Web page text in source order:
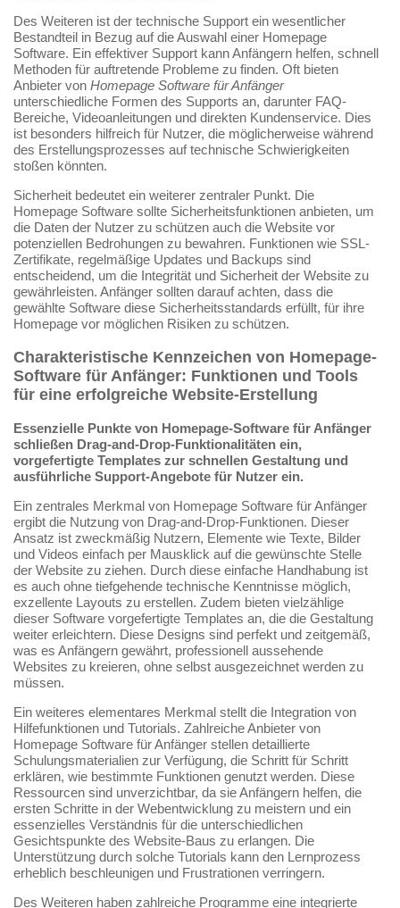
Des Weiteren ist der technische Support ein wesentlicher
Bestandteil in Bezug auf die Auswahl einer Homepage
Software. Ein effektiver Support kann Anfängern helfen, schnell
Methoden für auftretende Probleme zu finden. Oft bieten
Anbieter von Homepage Software für Anfänger
unterschiedliche Formen des Supports an, darunter FAQ-
Bereiche, Videoanleitungen und direkten Kundenservice. Dies
ist besonders hilfreich für Nutzer, die möglicherweise während
des Erstellungsprozesses auf technische Schwierigkeiten
stoßen könnten.
Sicherheit bedeutet ein weiterer zentraler Punkt. Die
Homepage Software sollte Sicherheitsfunktionen anbieten, um
die Daten der Nutzer zu schützen auch die Website vor
potenziellen Bedrohungen zu bewahren. Funktionen wie SSL-
Zertifikate, regelmäßige Updates und Backups sind
entscheidend, um die Integrität und Sicherheit der Website zu
gewährleisten. Anfänger sollten darauf achten, dass die
gewählte Software diese Sicherheitsstandards erfüllt, für ihre
Homepage vor möglichen Risiken zu schützen.
Charakteristische Kennzeichen von Homepage-
Software für Anfänger: Funktionen und Tools
für eine erfolgreiche Website-Erstellung
Essenzielle Punkte von Homepage-Software für Anfänger
schließen Drag-and-Drop-Funktionalitäten ein,
vorgefertigte Templates zur schnellen Gestaltung und
ausführliche Support-Angebote für Nutzer ein.
Ein zentrales Merkmal von Homepage Software für Anfänger
ergibt die Nutzung von Drag-and-Drop-Funktionen. Dieser
Ansatz ist zweckmäßig Nutzern, Elemente wie Texte, Bilder
und Videos einfach per Mausklick auf die gewünschte Stelle
der Website zu ziehen. Durch diese einfache Handhabung ist
es auch ohne tiefgehende technische Kenntnisse möglich,
exzellente Layouts zu erstellen. Zudem bieten vielzählige
dieser Software vorgefertigte Templates an, die die Gestaltung
weiter erleichtern. Diese Designs sind perfekt und zeitgemäß,
was es Anfängern gewährt, professionell aussehende
Websites zu kreieren, ohne selbst ausgezeichnet werden zu
müssen.
Ein weiteres elementares Merkmal stellt die Integration von
Hilfefunktionen und Tutorials. Zahlreiche Anbieter von
Homepage Software für Anfänger stellen detaillierte
Schulungsmaterialien zur Verfügung, die Schritt für Schritt
erklären, wie bestimmte Funktionen genutzt werden. Diese
Ressourcen sind unverzichtbar, da sie Anfängern helfen, die
ersten Schritte in der Webentwicklung zu meistern und ein
essenzielles Verständnis für die unterschiedlichen
Gesichtspunkte des Website-Baus zu erlangen. Die
Unterstützung durch solche Tutorials kann den Lernprozess
erheblich beschleunigen und Frustrationen verringern.
Des Weiteren haben zahlreiche Programme eine integrierte